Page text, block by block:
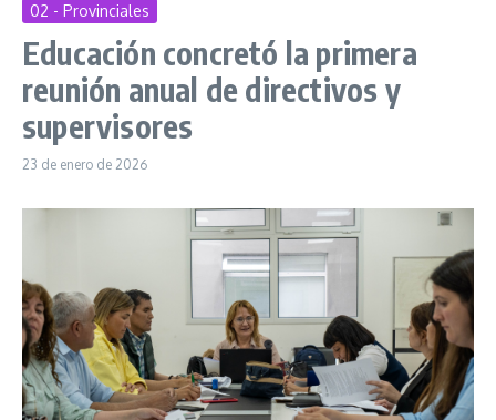
02 - Provinciales
Educación concretó la primera
reunión anual de directivos y
supervisores
23 de enero de 2026